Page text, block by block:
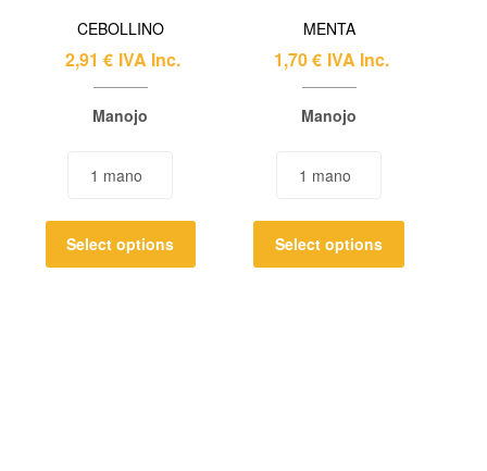
CEBOLLINO
2,91€ IVA Inc.
Manojo
Select options
MENTA
1,70€ IVA Inc.
Manojo
Select options